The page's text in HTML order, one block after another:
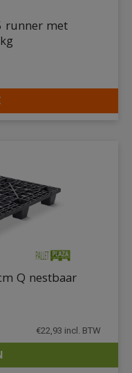
DETAILS
runner met
DETAILS
Q nestbaar
€22,93 incl. BTW